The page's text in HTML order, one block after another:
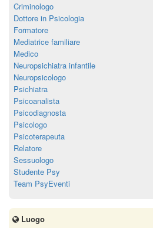
Criminologo
Dottore in Psicologia
Formatore
Mediatrice familiare
Medico
Neuropsichiatra infantile
Neuropsicologo
Psichiatra
Psicoanalista
Psicodiagnosta
Psicologo
Psicoterapeuta
Relatore
Sessuologo
Studente Psy
Team PsyEventi
Luogo